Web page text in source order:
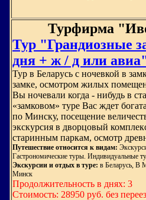
Турфирма
Тур "Грандиозные
дня + ж / д или
Тур в Беларусь с ночевкой в
замке, осмотром жилых
Вы ночевали когда - нибудь в
«замковом» туре Вас ждет
по Минску, посещение
экскурсия в дворцовый
старинным паркам, осмотр
Путешествие относится к видам:
Гастрономические туры. Индивидуальные
Экскурсии и отдых в туре: в Беларусь, В
Минск
Продолжительность в днях: 3
Стоимость: 28950 руб. без